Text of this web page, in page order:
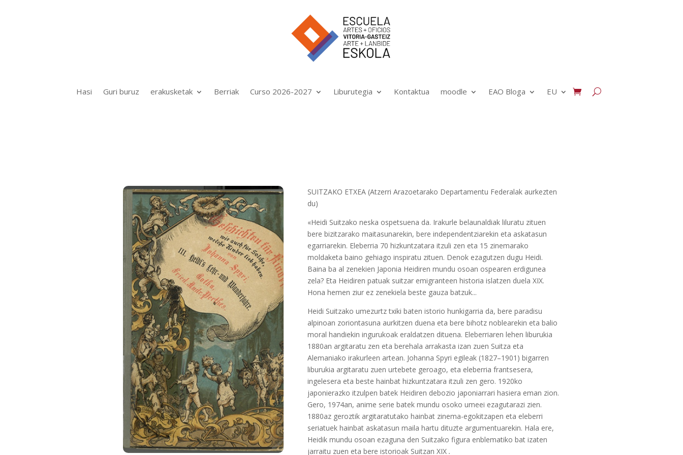
Hasi Guri buruz erakusketak Berriak Curso 2026-2027 Liburutegia Kontaktua moodle EAO Bloga EU
SUITZAKO ETXEA (Atzerri Arazoetarako Departamentu Federalak aurkezten
du)
«Heidi Suitzako neska ospetsuena da. Irakurle belaunaldiak liluratu zituen
bere bizitzarako maitasunarekin, bere independentziarekin eta askatasun
egarriarekin. Eleberria 70 hizkuntzatara itzuli zen eta 15 zinemarako
moldaketa baino gehiago inspiratu zituen. Denok ezagutzen dugu Heidi.
Baina ba al zenekien Japonia Heidiren mundu osoan ospearen erdigunea
zela? Eta Heidiren patuak suitzar emigranteen historia islatzen duela XIX.
Hona hemen ziur ez zenekiela beste gauza batzuk...
Heidi Suitzako umezurtz txiki baten istorio hunkigarria da, bere paradisu
alpinoan zoriontasuna aurkitzen duena eta bere bihotz noblearekin eta balio
moral handiekin ingurukoak eraldatzen dituena. Eleberriaren lehen liburukia
1880an argitaratu zen eta berehala arrakasta izan zuen Suitza eta
Alemaniako irakurleen artean. Johanna Spyri egileak (1827–1901) bigarren
liburukia argitaratu zuen urtebete geroago, eta eleberria frantsesera,
ingelesera eta beste hainbat hizkuntzatara itzuli zen gero. 1920ko
japonierazko itzulpen batek Heidiren debozio japoniarrari hasiera eman zion.
Gero, 1974an, anime serie batek mundu osoko umeei ezagutarazi zien.
1880az geroztik argitaratutako hainbat zinema-egokitzapen eta eleberri
seriatuek hainbat askatasun maila hartu dituzte argumentuarekin. Hala ere,
Heidik mundu osoan ezaguna den Suitzako figura enblematiko bat izaten
jarraitu zuen eta bere istorioak Suitzan XIX .